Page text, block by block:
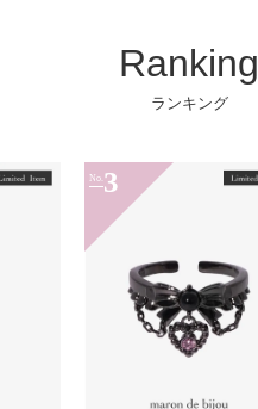
Ranking
ランキング
No. 3